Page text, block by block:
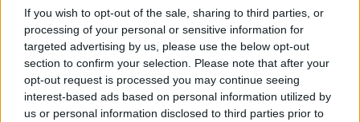
If you wish to opt-out of the sale, sharing to third parties, or
processing of your personal or sensitive information for
targeted advertising by us, please use the below opt-out
section to confirm your selection. Please note that after your
opt-out request is processed you may continue seeing
interest-based ads based on personal information utilized by
us or personal information disclosed to third parties prior to
Crianza tradicional para una infancia más
autónoma
La crianza cotidiana se construye mediante decisiones
pequeñas…